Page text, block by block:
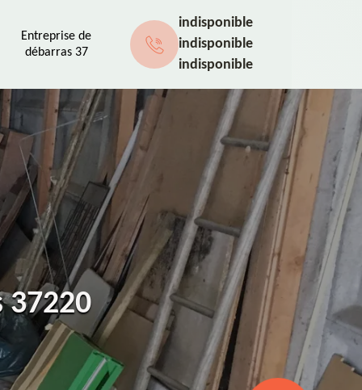
Entreprise de
débarras 37
indisponible
indisponible
indisponible
37220